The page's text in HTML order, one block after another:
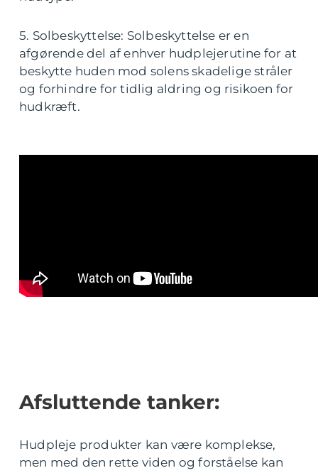
5. Solbeskyttelse: Solbeskyttelse er en
afgørende del af enhver hudplejerutine for at
beskytte huden mod solens skadelige stråler
og forhindre for tidlig aldring og risikoen for
hudkræft.
Afsluttende tanker:
Hudpleje produkter kan være komplekse,
men med den rette viden og forståelse kan